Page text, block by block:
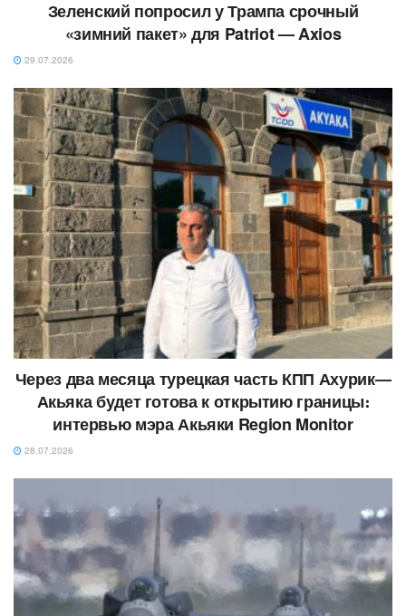
Зеленский попросил у Трампа срочный
«зимний пакет» для Patriot — Axios
29.07.2026
Через два месяца турецкая часть КПП Ахурик—
Акьяка будет готова к открытию границы։
интервью мэра Акьяки Region Monitor
28.07.2026